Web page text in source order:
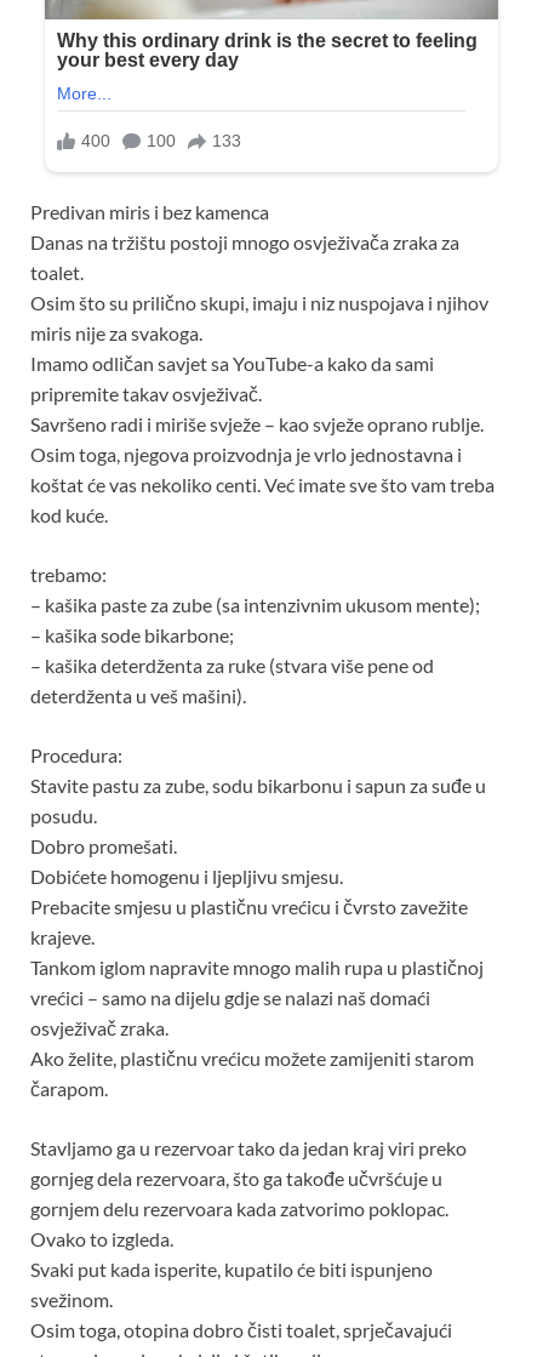
Predivan miris i bez kamenca
Danas na tržištu postoji mnogo osvježivača zraka za
toalet.
Osim što su prilično skupi, imaju i niz nuspojava i njihov
miris nije za svakoga.
Imamo odličan savjet sa YouTube-a kako da sami
pripremite takav osvježivač.
Savršeno radi i miriše svježe – kao svježe oprano rublje.
Osim toga, njegova proizvodnja je vrlo jednostavna i
koštat će vas nekoliko centi. Već imate sve što vam treba
kod kuće.
trebamo:
– kašika paste za zube (sa intenzivnim ukusom mente);
– kašika sode bikarbone;
– kašika deterdženta za ruke (stvara više pene od
deterdženta u veš mašini).
Procedura:
Stavite pastu za zube, sodu bikarbonu i sapun za suđe u
posudu.
Dobro promešati.
Dobićete homogenu i ljepljivu smjesu.
Prebacite smjesu u plastičnu vrećicu i čvrsto zavežite
krajeve.
Tankom iglom napravite mnogo malih rupa u plastičnoj
vrećici – samo na dijelu gdje se nalazi naš domaći
osvježivač zraka.
Ako želite, plastičnu vrećicu možete zamijeniti starom
čarapom.
Stavljamo ga u rezervoar tako da jedan kraj viri preko
gornjeg dela rezervoara, što ga takođe učvršćuje u
gornjem delu rezervoara kada zatvorimo poklopac.
Ovako to izgleda.
Svaki put kada isperite, kupatilo će biti ispunjeno
svežinom.
Osim toga, otopina dobro čisti toalet, sprječavajući